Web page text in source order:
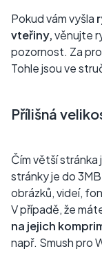
Pokud vám vyšla
vteřiny,věnujte
pozornost. Za
Tohle jsou ve
Přílišná
Čím větší stránka
stránky je do
obrázků, videí,
V případě, že
na jejich
např. Smush pro